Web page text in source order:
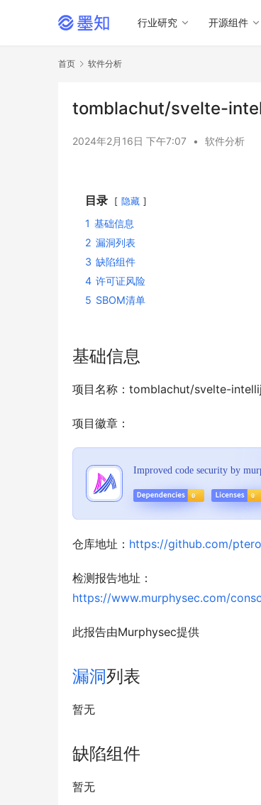
行业研究 开源组件
首页 软件分析
tomblachut/svelte-
2024年2月16日 下午7:07 • 软件分析
目录 隐藏
1 基础信息
2 漏洞列表
3 缺陷组件
4 许可证风险
5 SBOM清单
基础信息
项目名称：tomblachut/svelte-intellij
项目徽章：
仓库地址： https://github.com/
检测报告地址：
https://www.murphysec.com/
此报告由Murphysec提供
漏洞列表
暂无
缺陷组件
暂无